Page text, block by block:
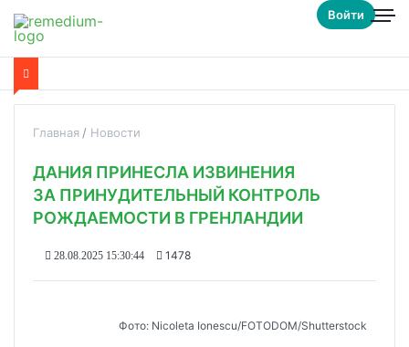
Войти
Главная Новости
ДАНИЯ ПРИНЕСЛА ИЗВИНЕНИЯ
ЗА ПРИНУДИТЕЛЬНЫЙ КОНТРОЛЬ
РОЖДАЕМОСТИ В ГРЕНЛАНДИИ
28.08.2025 15:30:44 1478
Фото: Nicoleta Ionescu/FOTODOM/Shutterstock